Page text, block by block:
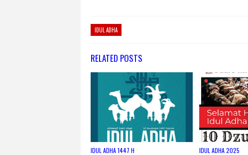
IDUL ADHA
RELATED POSTS
IDUL ADHA 1447 H IDUL ADHA 2025